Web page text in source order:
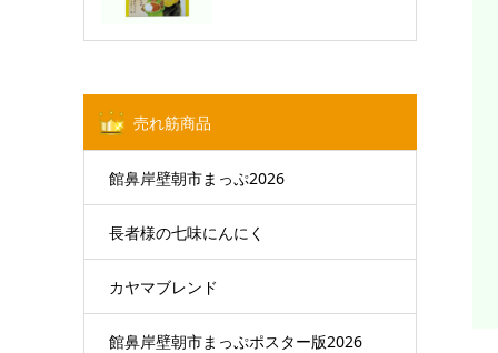
売れ筋商品
館鼻岸壁朝市まっぷ2026
長者様の七味にんにく
カヤマブレンド
館鼻岸壁朝市まっぷポスター版2026